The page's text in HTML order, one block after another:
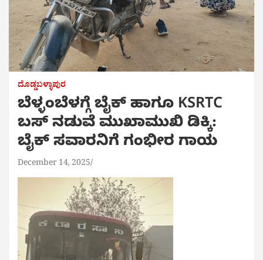
ದೊಡ್ಡಬಳ್ಳಾಪುರ
ಬೆಳ್ಳಂಬೆಳಗ್ಗೆ ಬೈಕ್ ಹಾಗೂ KSRTC
ಬಸ್ ನಡುವೆ ಮುಖಾಮುಖಿ ಡಿಕ್ಕಿ:
ಬೈಕ್ ಸವಾರನಿಗೆ ಗಂಭೀರ ಗಾಯ
December 14, 2025